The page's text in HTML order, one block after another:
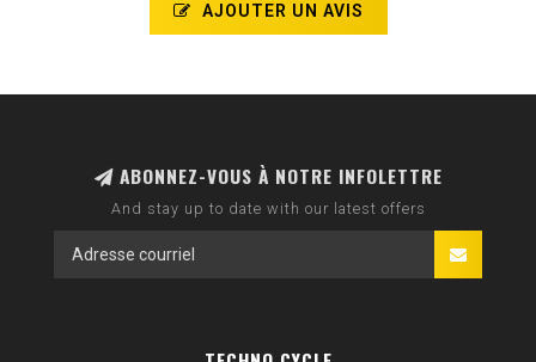
AJOUTER UN AVIS
ABONNEZ-VOUS À NOTRE INFOLETTRE
And stay up to date with our latest offers